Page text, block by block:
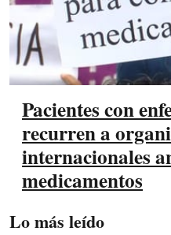
Pacientes con
recurren a
internacionales
medicamentos
Lo más leído